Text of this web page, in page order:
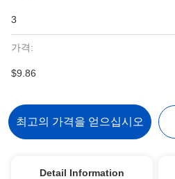
3
가격:
$9.86
최고의 가격을 얻으십시오
Detail Information